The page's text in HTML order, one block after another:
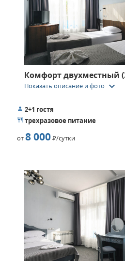
Комфорт двухместный
Показать описание и фото keyboard_arrow_down
2+1 гостя
трехразовое питание
от8 000Р/сутки